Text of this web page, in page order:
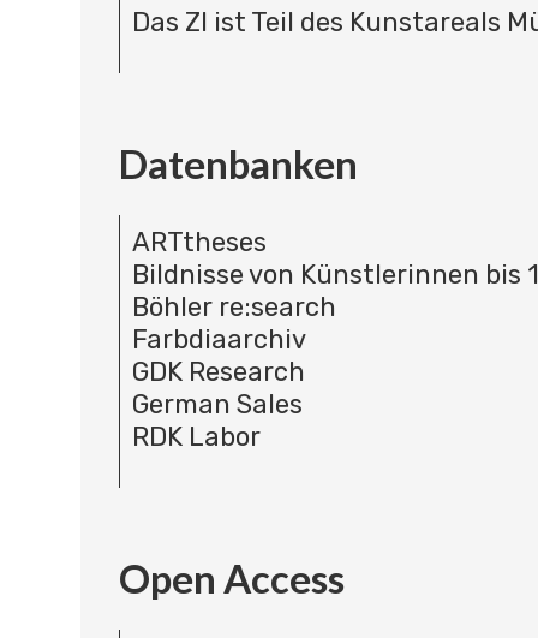
Das ZI ist Teil des Kunstareals
Datenbanken
ARTtheses
Bildnisse von Künstlerinnen bis
Böhler re:search
Farbdiaarchiv
GDK Research
German Sales
RDK Labor
Open Access